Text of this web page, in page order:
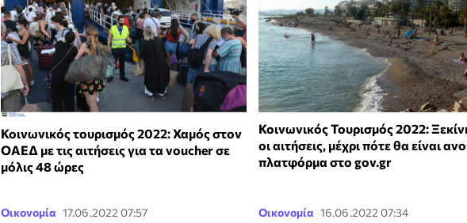
Κοινωνικός τουρισμός 2022: Χαμός στον
ΟΑΕΔ με τις αιτήσεις για τα voucher σε
μόλις 48 ώρες
Οικονομία 17.06.2022 07:57
Κοινωνικός Τουρισμός 2022:
οι αιτήσεις, μέχρι πότε θα είναι
πλατφόρμα στο gov.gr
Οικονομία 16.06.2022 07:34